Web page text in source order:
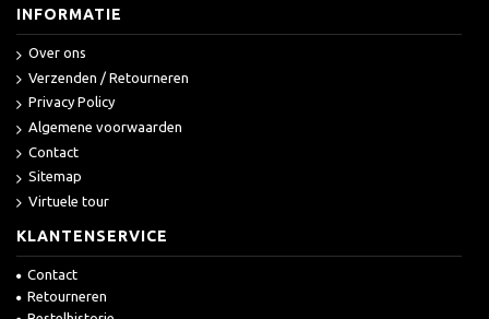
INFORMATIE
Over ons
Verzenden / Retourneren
Privacy Policy
Algemene voorwaarden
Contact
Sitemap
Virtuele tour
KLANTENSERVICE
Contact
Retourneren